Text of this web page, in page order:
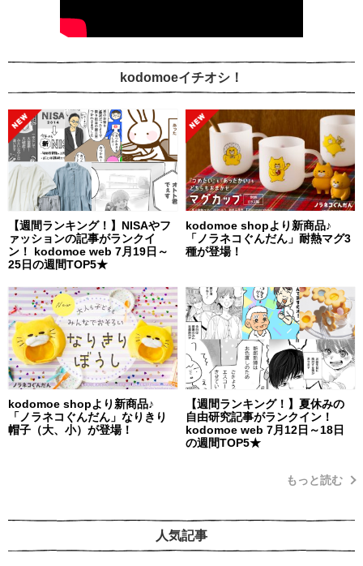
kodomoeイチオシ！
【週間ランキング！】NISAやフ
ァッションの記事がランクイ
ン！ kodomoe web 7月19日～
25日の週間TOP5★
kodomoe shopより新商品♪
「ノラネコぐんだん」耐熱マグ3
種が登場！
kodomoe shopより新商品♪
「ノラネコぐんだん」なりきり
帽子（大、小）が登場！
【週間ランキング！】夏休みの
自由研究記事がランクイン！
kodomoe web 7月12日～18日
の週間TOP5★
もっと読む
人気記事